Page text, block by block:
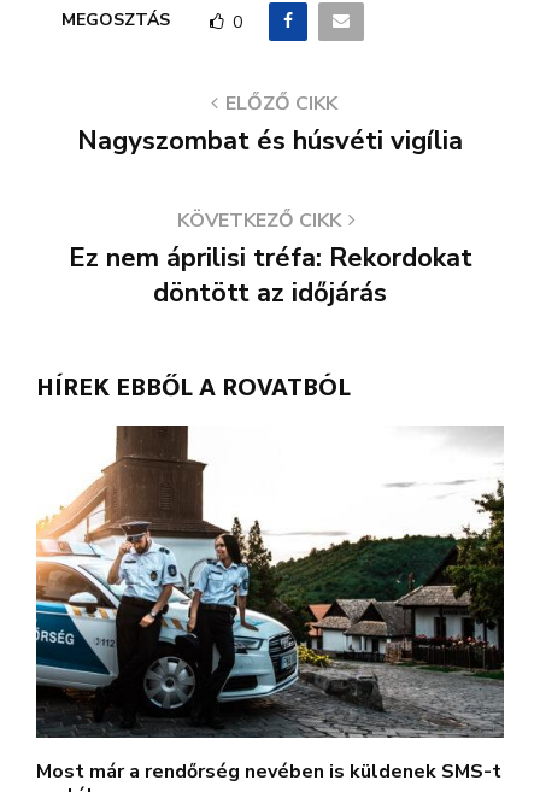
MEGOSZTÁS 0
ELŐZŐ CIKK
Nagyszombat és húsvéti vigília
KÖVETKEZŐ CIKK
Ez nem áprilisi tréfa: Rekordokat
döntött az időjárás
HÍREK EBBŐL A ROVATBÓL
Most már a rendőrség nevében is küldenek SMS-t